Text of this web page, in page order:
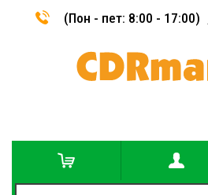
(Пон - пет: 8:00 - 17:00)